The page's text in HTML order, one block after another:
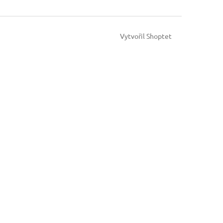
Vytvořil Shoptet